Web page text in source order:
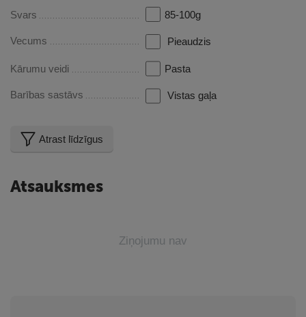
Svars 85-100g
Vecums Pieaudzis
Kārumu veidi Pasta
Barības sastāvs Vistas gaļa
Atrast līdzīgus
Atsauksmes
Ziņojumu nav